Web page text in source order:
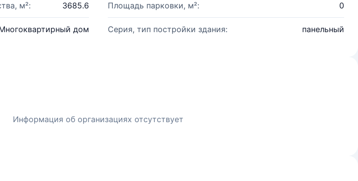
м²: 3685.6 Площадь парковки, м²: 0
дом Серия, тип постройки здания: панельный
Информация об организациях отсутствует